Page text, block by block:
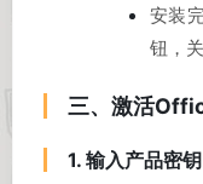
安装
钮，
三、激活
1. 输入产品密钥